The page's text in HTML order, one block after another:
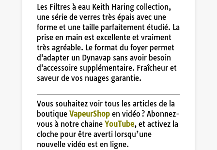
Les Filtres à eau Keith Haring collection,
une série de verres très épais avec une
forme et une taille parfaitement étudié. La
prise en main est excellente et vraiment
très agréable. Le format du foyer permet
d'adapter un Dynavap sans avoir besoin
d'accessoire supplémentaire. Fraîcheur et
saveur de vos nuages garantie.
Vous souhaitez voir tous les articles de la
boutique VapeurShopen vidéo ? Abonnez-
vous à notre chaine YouTube, et activez la
cloche pour être averti lorsqu’une
nouvelle vidéo est en ligne.